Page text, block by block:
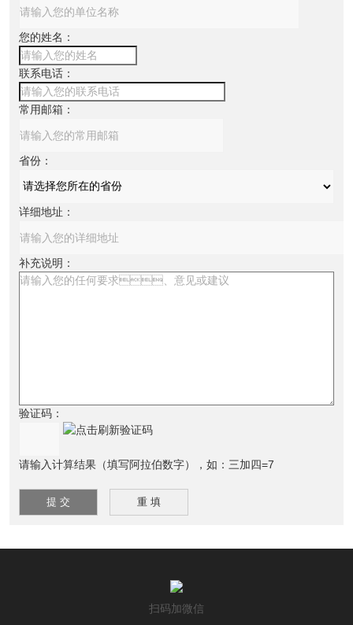
您的姓名：
联系电话：
常用邮箱：
省份：
详细地址：
补充说明：
验证码：
请输入计算结果（填写阿拉伯数字），如：三加四=7
扫码加微信